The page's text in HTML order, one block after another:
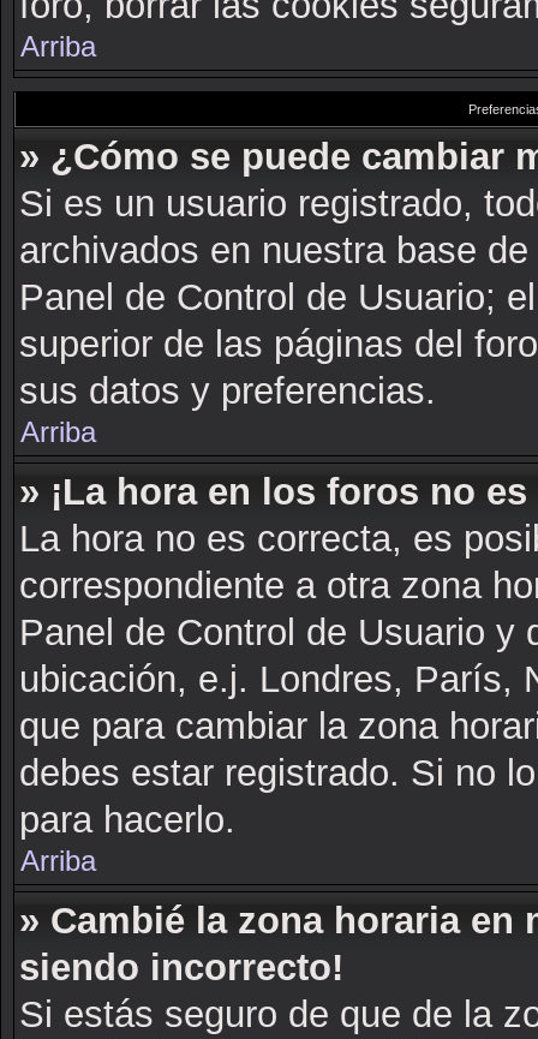
Arriba
» ¿Cómo se puede cambiar
Si es un usuario registrado,
archivados en nuestra base
Panel de Control de Usuario;
superior de las páginas del
sus datos y preferencias.
Arriba
» ¡La hora en los foros no
La hora no es correcta, es
correspondiente a otra zona
Panel de Control de Usuario y
ubicación, e.j. Londres, París,
que para cambiar la zona
debes estar registrado. Si no
para hacerlo.
Arriba
» Cambié la zona horaria en
siendo incorrecto!
Si estás seguro de que de la